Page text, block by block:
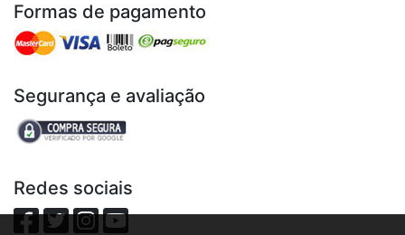
Formas de pagamento
Segurança e avaliação
Redes sociais